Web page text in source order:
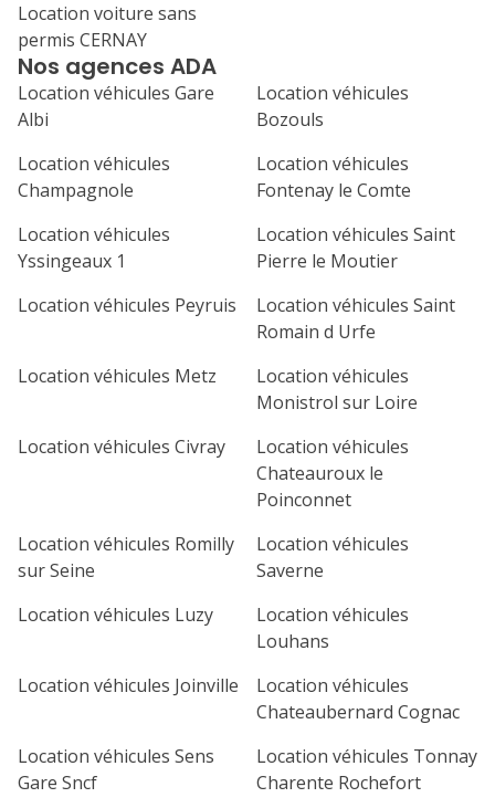
7
14 15 16 17
23
30
Nos agences ADA
Location véhicules Gare
Albi
Location véhicules
Bozouls
Location véhicules
Champagnole
Location véhicules
Fontenay le Comte
Location véhicules
Yssingeaux 1
Location véhicules Saint
Pierre le Moutier
Location véhicules Peyruis
Location véhicules Saint
Romain d Urfe
Location véhicules Metz
Location véhicules
Monistrol sur Loire
Location véhicules Civray
Location véhicules
Chateauroux le
Poinconnet
Location véhicules Romilly
sur Seine
Location véhicules
Saverne
Location véhicules Luzy
Location véhicules
Louhans
Location véhicules Joinville
Location véhicules
Chateaubernard Cognac
Location véhicules Sens
Gare Sncf
Location véhicules Tonnay
Charente Rochefort
Location voiture sans
permis CERNAY